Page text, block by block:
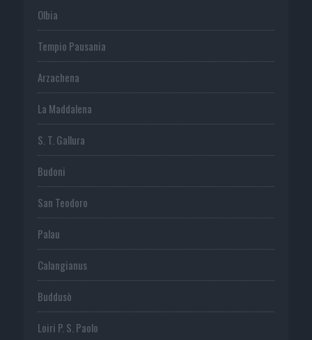
Olbia
Tempio Pausania
Arzachena
La Maddalena
S. T. Gallura
Budoni
San Teodoro
Palau
Calangianus
Buddusò
Loiri P. S. Paolo